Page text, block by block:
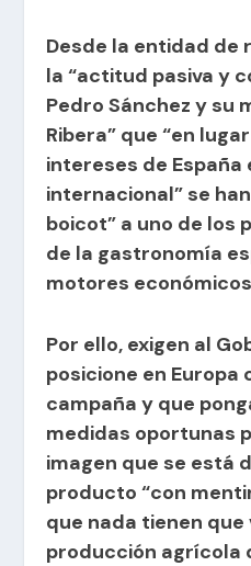
Desde la entidad de
la “actitud pasiva y
Pedro Sánchez y su
Ribera” que “en
intereses de España
internacional” se
boicot” a uno de
de la gastronomía
motores
Por ello, exigen al
posicione en Europa
campaña y que
medidas oportunas
imagen que se está
producto “con
que nada tienen que
producción agrícola